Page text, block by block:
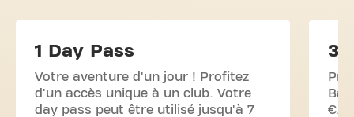
1 Day Pass
Votre aventure d'un jour ! Profitez
d'un accès unique à un club. Votre
day pass peut être utilisé jusqu'à 7
3
€.